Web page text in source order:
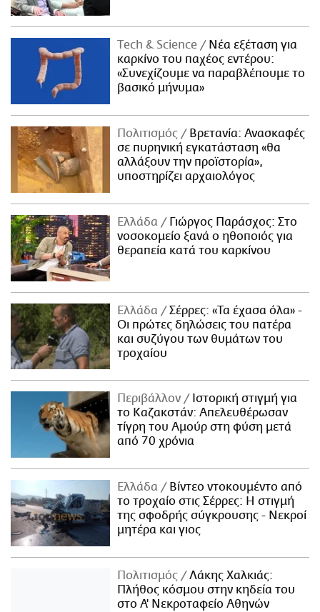
Τech & Science
Νέα εξέταση για
καρκίνο του παχέος εντέρου:
«Συνεχίζουμε να παραβλέπουμε το
βασικό μήνυμα»
Πολιτισμός
Βρετανία: Ανασκαφές
σε πυρηνική εγκατάσταση «θα
αλλάξουν την προϊστορία»,
υποστηρίζει αρχαιολόγος
Ελλάδα
Γιώργος Παράσχος: Στο
νοσοκομείο ξανά ο ηθοποιός για
θεραπεία κατά του καρκίνου
Ελλάδα
Σέρρες: «Τα έχασα όλα» -
Οι πρώτες δηλώσεις του πατέρα
και συζύγου των θυμάτων του
τροχαίου
Περιβάλλον
Ιστορική στιγμή για
το Καζακστάν: Απελευθέρωσαν
τίγρη του Αμούρ στη φύση μετά
από 70 χρόνια
Ελλάδα
Βίντεο ντοκουμέντο από
το τροχαίο στις Σέρρες: Η στιγμή
της σφοδρής σύγκρουσης - Νεκροί
μητέρα και γιος
Πολιτισμός
Λάκης Χαλκιάς:
Πλήθος κόσμου στην κηδεία του
στο Α' Νεκροταφείο Αθηνών